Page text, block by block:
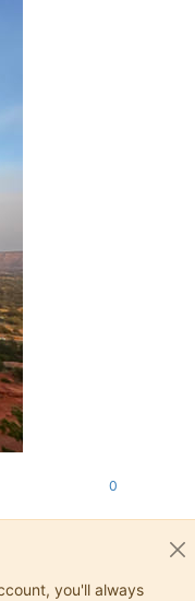
0
you'll always